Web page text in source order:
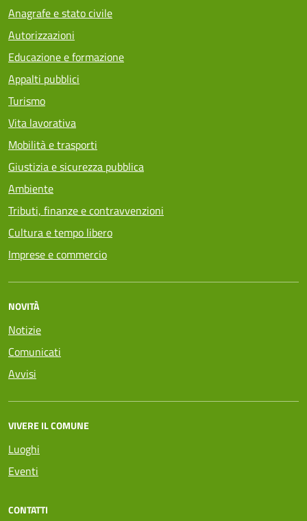
Anagrafe e stato civile
Autorizzazioni
Educazione e formazione
Appalti pubblici
Turismo
Vita lavorativa
Mobilità e trasporti
Giustizia e sicurezza pubblica
Ambiente
Tributi, finanze e contravvenzioni
Cultura e tempo libero
Imprese e commercio
NOVITÀ
Notizie
Comunicati
Avvisi
VIVERE IL COMUNE
Luoghi
Eventi
CONTATTI